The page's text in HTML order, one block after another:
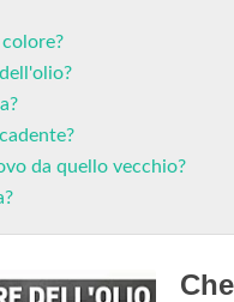
da quello vecchio?